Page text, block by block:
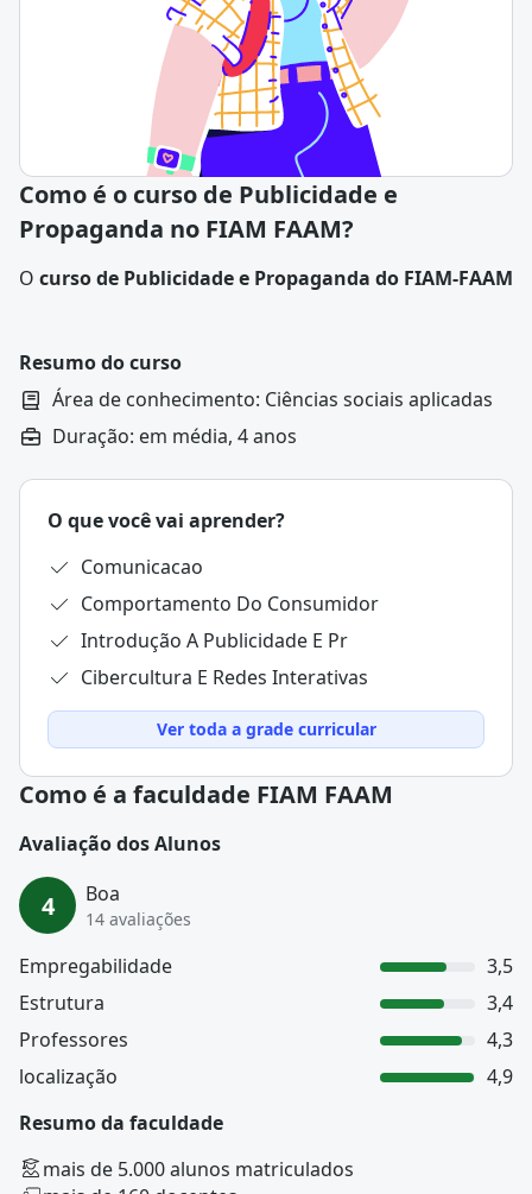
Como é o curso de Publicidade e
Propaganda no FIAM FAAM?
O curso de Publicidade e Propaganda do FIAM-FAAM
bacharel.
O programa inclui aulas teóricas, práticas e atividades
extensionistas, distribuídas em 34 disciplinas e
totalizando 2.708 horas de aula.
laboratórios, biblioteca, salas específicas e à agência
experimental AICOM (Agência Integrada de
FAAM, que permitem a produção e transmissão de
conteúdo real.
Resumo do curso
Área de conhecimento: Ciências sociais aplicadas
Duração: em média, 4 anos
O que você vai aprender?
Comunicacao
Comportamento Do Consumidor
Introdução A Publicidade E Pr
Cibercultura E Redes Interativas
Ver toda a grade curricular
Como é a faculdade FIAM FAAM
Avaliação dos Alunos
4 Boa
14 avaliações
Empregabilidade
3,5
Estrutura
3,4
Professores
4,3
localização
4,9
Resumo da faculdade
mais de 5.000 alunos matriculados